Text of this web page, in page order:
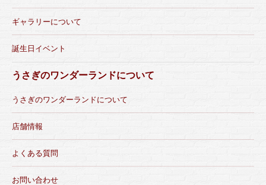
ギャラリーについて
誕生日イベント
うさぎのワンダーランドについて
うさぎのワンダーランドについて
店舗情報
よくある質問
お問い合わせ